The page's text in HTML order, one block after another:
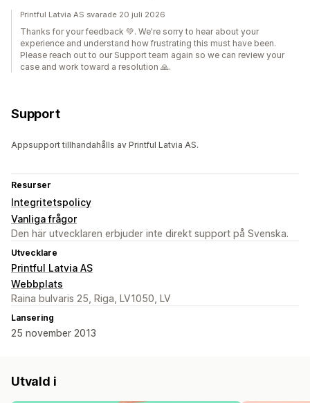
Printful Latvia AS svarade 20 juli 2026
Thanks for your feedback 💚. We're sorry to hear about your
experience and understand how frustrating this must have been.
Please reach out to our Support team again so we can review your
case and work toward a resolution 🙏.
Support
Appsupport tillhandahålls av Printful Latvia AS.
Resurser
Integritetspolicy
Vanliga frågor
Den här utvecklaren erbjuder inte direkt support på Svenska.
Utvecklare
Printful Latvia AS
Webbplats
Raina bulvaris 25, Riga, LV1050, LV
Lansering
25 november 2013
Utvald i